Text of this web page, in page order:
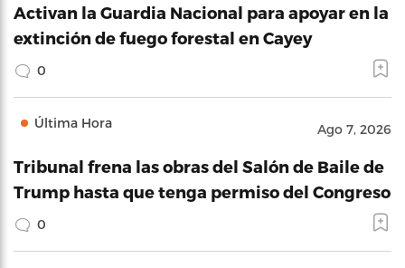
Activan la Guardia Nacional para apoyar en la
extinción de fuego forestal en Cayey
0
Última Hora Ago 7, 2026
Tribunal frena las obras del Salón de Baile de
Trump hasta que tenga permiso del Congreso
0